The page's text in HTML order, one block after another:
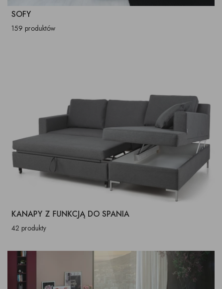
SOFY
159 produktów
KANAPY Z FUNKCJĄ DO SPANIA
42 produkty